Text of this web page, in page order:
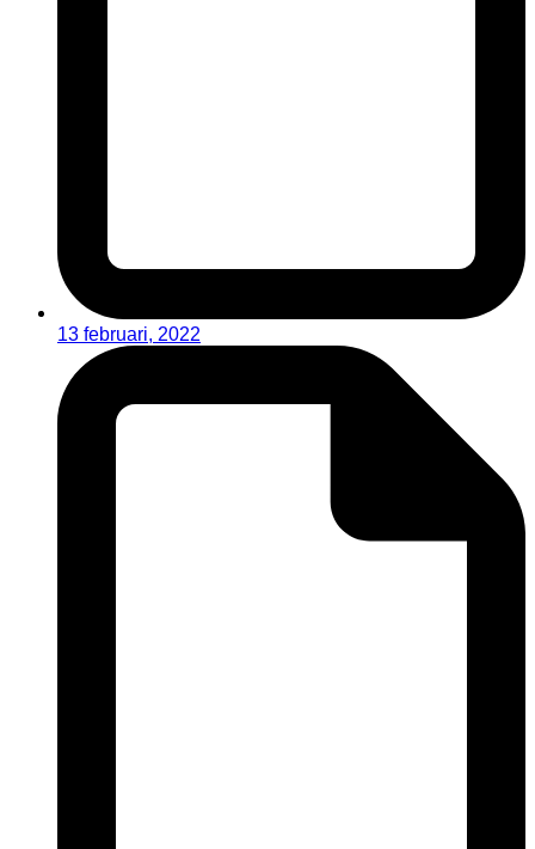
13 februari, 2022